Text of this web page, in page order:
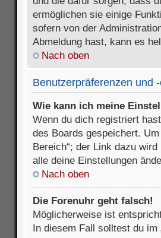
ermöglichen sie einige
sofern von der
Abmeldung hast, kann es
Nach oben
Benutzerpräferenzen und
Wie kann ich meine
Wenn du dich registriert
des Boards gespeichert.
Bereich“; der Link dazu
alle deine Einstellungen
Nach oben
Die Forenuhr geht falsch!
Möglicherweise ist
In diesem Fall solltest du